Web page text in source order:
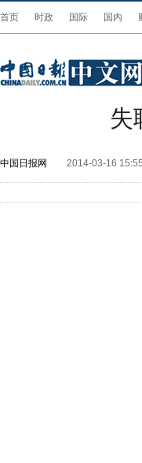
首页 时政 国际 国内
失
中国日报网 2014-03-16